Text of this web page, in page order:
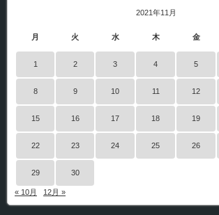
2021年11月
月 火 水 木 金
1 2 3 4 5
8 9 10 11 12
15 16 17 18 19
22 23 24 25 26
29 30
« 10月 12月 »